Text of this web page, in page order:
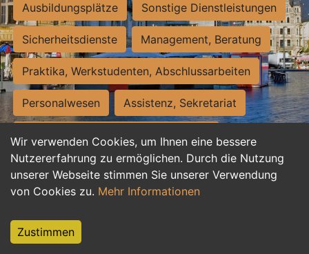
Wir verwenden Cookies, um Ihnen eine bessere
Nutzererfahrung zu ermöglichen. Durch die Nutzung
unserer Webseite stimmen Sie unserer Verwendung
von Cookies zu. Mehr Informationen
Zustimmen
Ausbildungsplätze Sonstige Dienstleistungen
Sicherheitsdienste Management, Beratung
Praktika, Werkstudenten, Abschlussarbeiten
Personalwesen Assistenz, Sekretariat
Hilfskräfte, Aushilfs- und Nebenjobs
Einkauf, Logistik, Materialwirtschaft
Weiterbildung, Studium, duale Ausbildung
Tourismus